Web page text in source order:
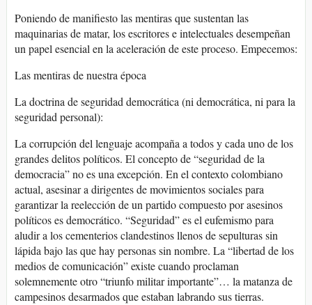
Poniendo de manifiesto las mentiras que sustentan las
maquinarias de matar, los escritores e intelectuales desempeñan
un papel esencial en la aceleración de este proceso. Empecemos:
Las mentiras de nuestra época
La doctrina de seguridad democrática (ni democrática, ni para la
seguridad personal):
La corrupción del lenguaje acompaña a todos y cada uno de los
grandes delitos políticos. El concepto de “seguridad de la
democracia” no es una excepción. En el contexto colombiano
actual, asesinar a dirigentes de movimientos sociales para
garantizar la reelección de un partido compuesto por asesinos
políticos es democrático. “Seguridad” es el eufemismo para
aludir a los cementerios clandestinos llenos de sepulturas sin
lápida bajo las que hay personas sin nombre. La “libertad de los
medios de comunicación” existe cuando proclaman
solemnemente otro “triunfo militar importante”… la matanza de
campesinos desarmados que estaban labrando sus tierras.